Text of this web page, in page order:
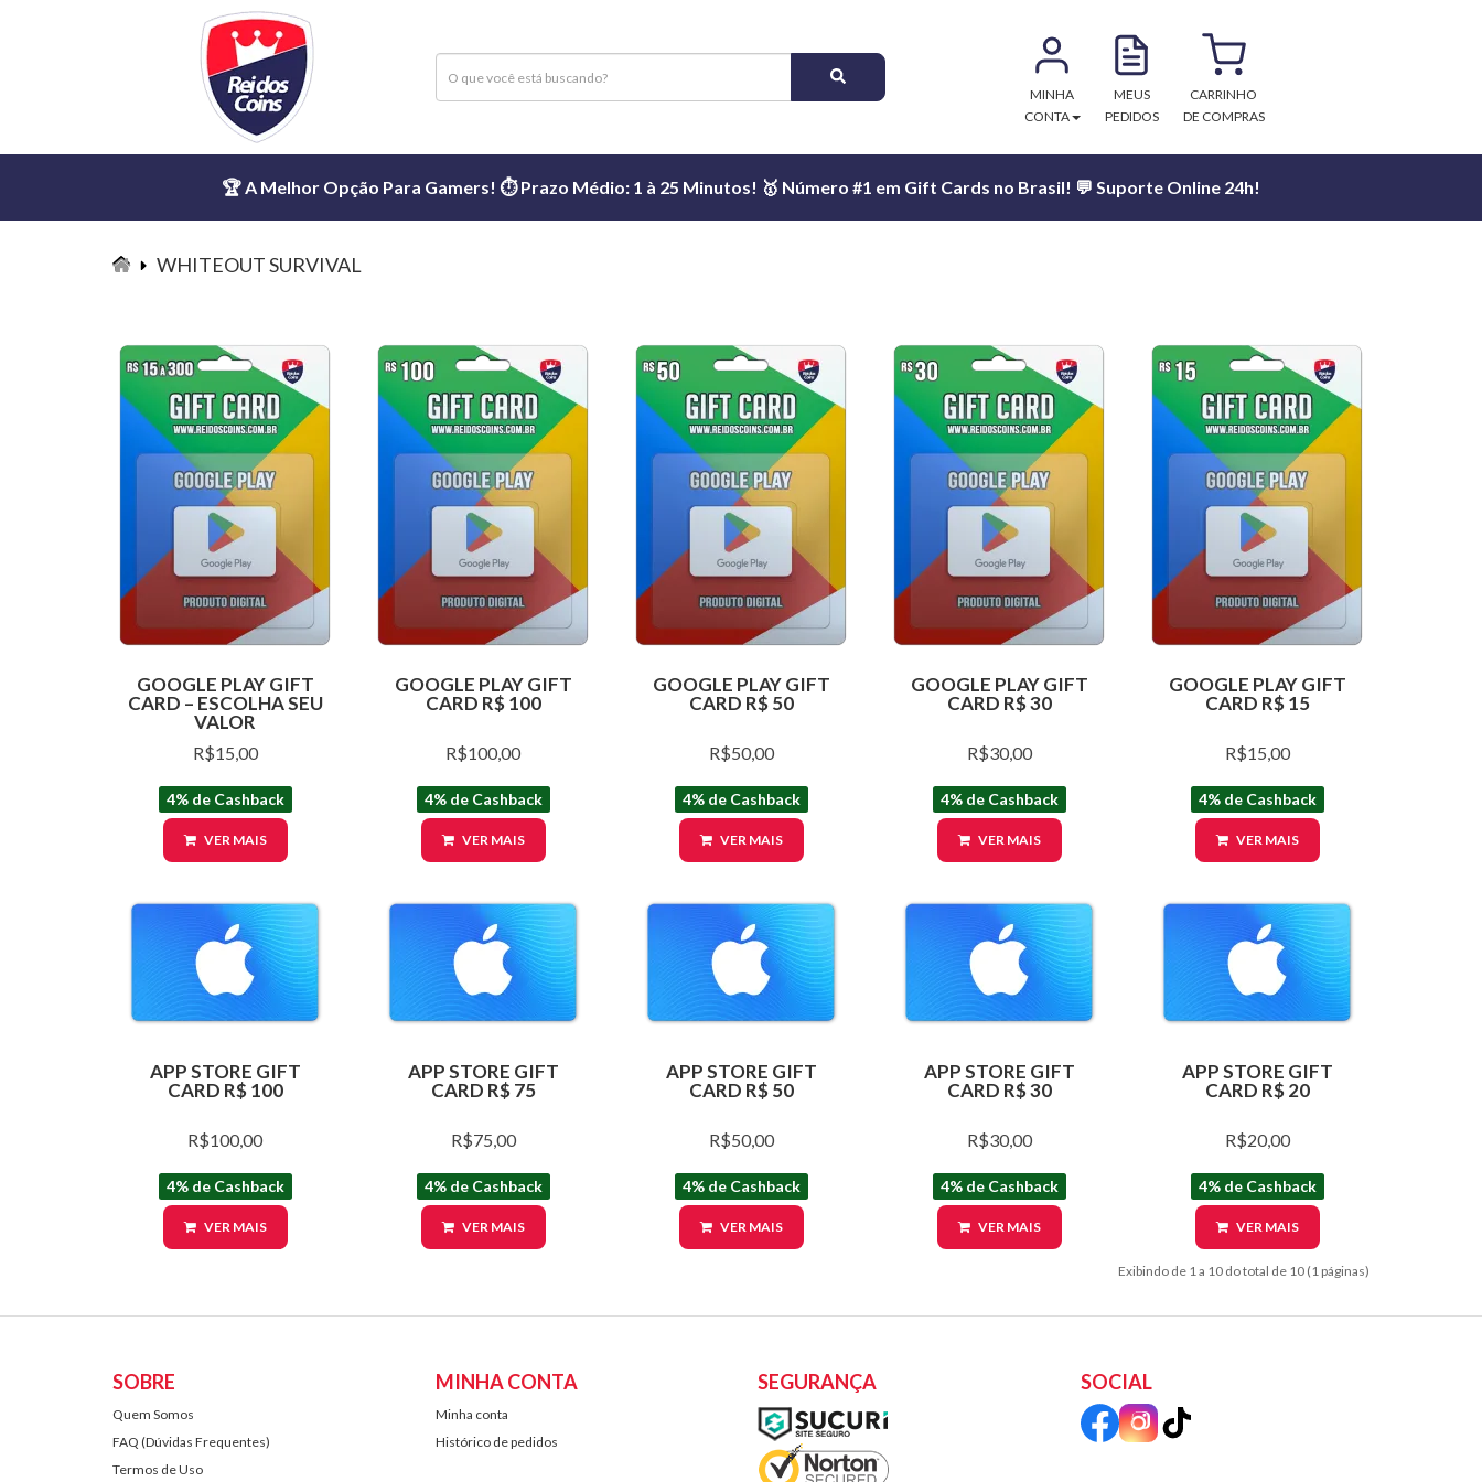
MINHA
CONTA
MEUS
PEDIDOS
CARRINHO
DE COMPRAS
🏆 A Melhor Opção Para Gamers! ⏱️ Prazo Médio: 1 à 25 Minutos! 🥇 Número #1 em Gift Cards no Brasil! 💬 Suporte Online 24h!
WHITEOUT SURVIVAL
GOOGLE PLAY GIFT
CARD – ESCOLHA SEU
VALOR
R$15,00
4% de Cashback
VER MAIS
GOOGLE PLAY GIFT
CARD R$ 100
R$100,00
4% de Cashback
VER MAIS
GOOGLE PLAY GIFT
CARD R$ 50
R$50,00
4% de Cashback
VER MAIS
GOOGLE PLAY GIFT
CARD R$ 30
R$30,00
4% de Cashback
VER MAIS
GOOGLE PLAY GIFT
CARD R$ 15
R$15,00
4% de Cashback
VER MAIS
APP STORE GIFT
CARD R$ 100
R$100,00
4% de Cashback
VER MAIS
APP STORE GIFT
CARD R$ 75
R$75,00
4% de Cashback
VER MAIS
APP STORE GIFT
CARD R$ 50
R$50,00
4% de Cashback
VER MAIS
APP STORE GIFT
CARD R$ 30
R$30,00
4% de Cashback
VER MAIS
APP STORE GIFT
CARD R$ 20
R$20,00
4% de Cashback
VER MAIS
Exibindo de 1 a 10 do total de 10 (1 páginas)
SOBRE
Quem Somos
FAQ (Dúvidas Frequentes)
Termos de Uso
MINHA CONTA
Minha conta
Histórico de pedidos
SEGURANÇA SOCIAL